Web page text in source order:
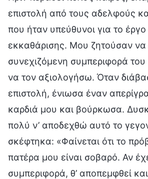
επιστολή από τους αδελφούς
που ήταν υπεύθυνοι για το έργο
εκκαθάρισης. Μου ζητούσαν
συνεχιζόμενη συμπεριφορά
να τον αξιολογήσω. Όταν
επιστολή, ένιωσα έναν
καρδιά μου και βούρκωσα.
πολύ ν’ αποδεχθώ αυτό το
σκέφτηκα: «Φαίνεται ότι το
πατέρα μου είναι σοβαρό. Αν
συμπεριφορά, θ’ αποπεμφθεί